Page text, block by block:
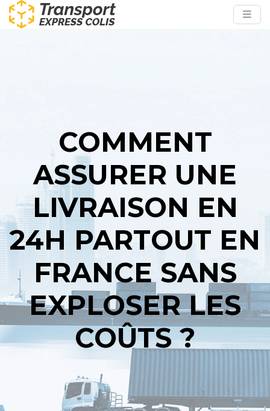
COMMENT
ASSURER UNE
LIVRAISON EN
24H PARTOUT EN
FRANCE SANS
EXPLOSER LES
COÛTS ?